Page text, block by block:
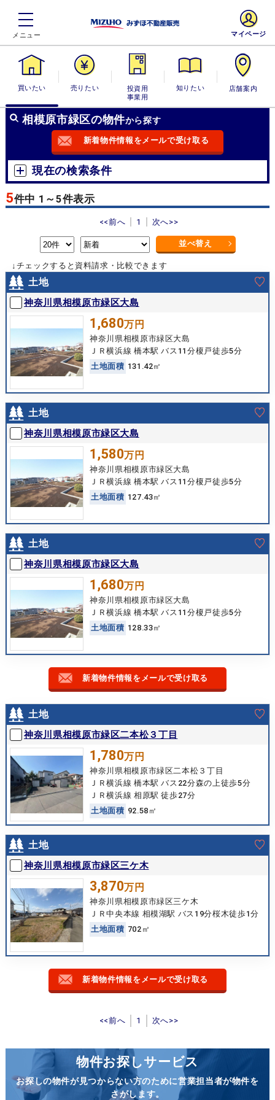
買いたい 売りたい
投資用・事業
用
知りたい 店舗案内
マイページ
相模原市緑区の物件から探す
新着物件情報をメールで受け取る
現在の検索条件
5件中 1～5件表示
<<前へ 1 次へ>>
並べ替え
↓チェックすると資料請求・比較できます
土地
神奈川県相模原市緑区大島
1,680万円
神奈川県相模原市緑区大島
ＪＲ横浜線 橋本駅 バス11分榎戸徒歩5分
土地面積 131.42㎡
土地
神奈川県相模原市緑区大島
1,580万円
神奈川県相模原市緑区大島
ＪＲ横浜線 橋本駅 バス11分榎戸徒歩5分
土地面積 127.43㎡
土地
神奈川県相模原市緑区大島
1,680万円
神奈川県相模原市緑区大島
ＪＲ横浜線 橋本駅 バス11分榎戸徒歩5分
土地面積 128.33㎡
新着物件情報をメールで受け取る
土地
神奈川県相模原市緑区二本松３丁目
1,780万円
神奈川県相模原市緑区二本松３丁目
ＪＲ横浜線 橋本駅 バス22分森の上徒歩5分
ＪＲ横浜線 相原駅 徒歩27分
土地面積 92.58㎡
土地
神奈川県相模原市緑区三ケ木
3,870万円
神奈川県相模原市緑区三ケ木
ＪＲ中央本線 相模湖駅 バス19分桜木徒歩1分
土地面積 702㎡
新着物件情報をメールで受け取る
<<前へ 1 次へ>>
物件お探しサービス
お探しの物件が見つからない方のために営業担当者が物件を
さがします。